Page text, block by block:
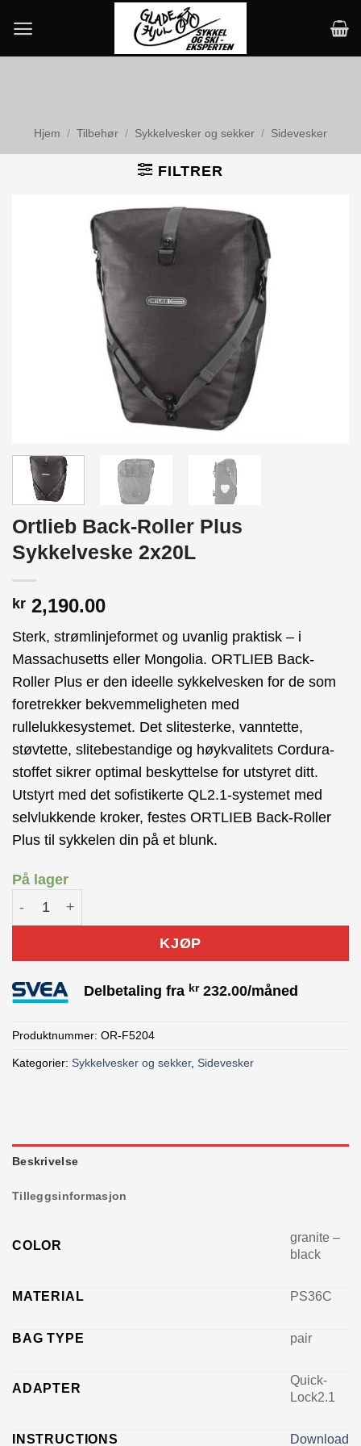
content
Hjem / Tilbehør / Sykkelvesker og sekker / Sidevesker
FILTRER
Ortlieb Back-Roller Plus
Sykkelveske 2x20L
kr 2,190.00
Sterk, strømlinjeformet og uvanlig praktisk – i
Massachusetts eller Mongolia. ORTLIEB Back-
Roller Plus er den ideelle sykkelvesken for de som
foretrekker bekvemmeligheten med
rullelukkesystemet. Det slitesterke, vanntette,
støvtette, slitebestandige og høykvalitets Cordura-
stoffet sikrer optimal beskyttelse for utstyret ditt.
Utstyrt med det sofistikerte QL2.1-systemet med
selvlukkende kroker, festes ORTLIEB Back-Roller
Plus til sykkelen din på et blunk.
På lager
Ortlieb Back-Roller Plus Sykkelveske 2x20L antall
KJØP
Delbetaling fra kr232.00/måned
Produktnummer: OR-F5204
Kategorier: Sykkelvesker og sekker, Sidevesker
Beskrivelse
Tilleggsinformasjon
COLOR
granite –
black
MATERIAL PS36C
BAG TYPE pair
ADAPTER
Quick-
Lock2.1
INSTRUCTIONS Download